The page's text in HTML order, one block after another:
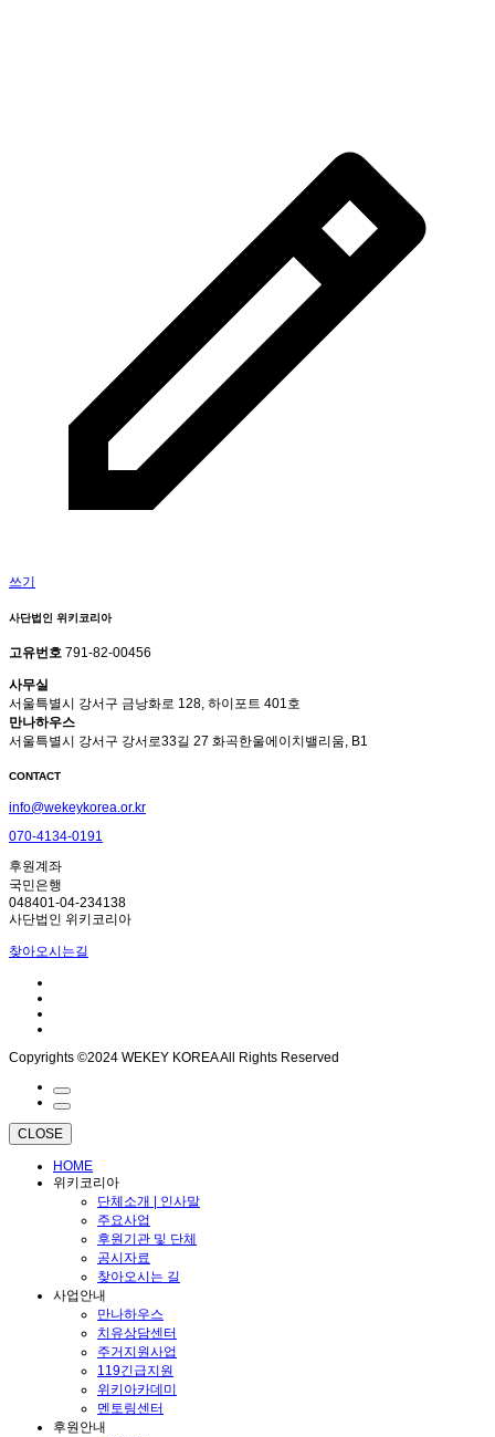
쓰기
사단법인 위키코리아
고유번호 791-82-00456
사무실
서울특별시 강서구 금낭화로 128, 하이포트 401호
만나하우스
서울특별시 강서구 강서로33길 27 화곡한울에이치밸리움, B1
CONTACT
info@wekeykorea.or.kr
070-4134-0191
후원계좌
국민은행
048401-04-234138
사단법인 위키코리아
찾아오시는길
Copyrights ©2024 WEKEY KOREA All Rights Reserved
CLOSE
HOME
위키코리아
단체소개 | 인사말
주요사업
후원기관 및 단체
공시자료
찾아오시는 길
사업안내
만나하우스
치유상담센터
주거지원사업
119긴급지원
위키아카데미
멘토링센터
후원안내